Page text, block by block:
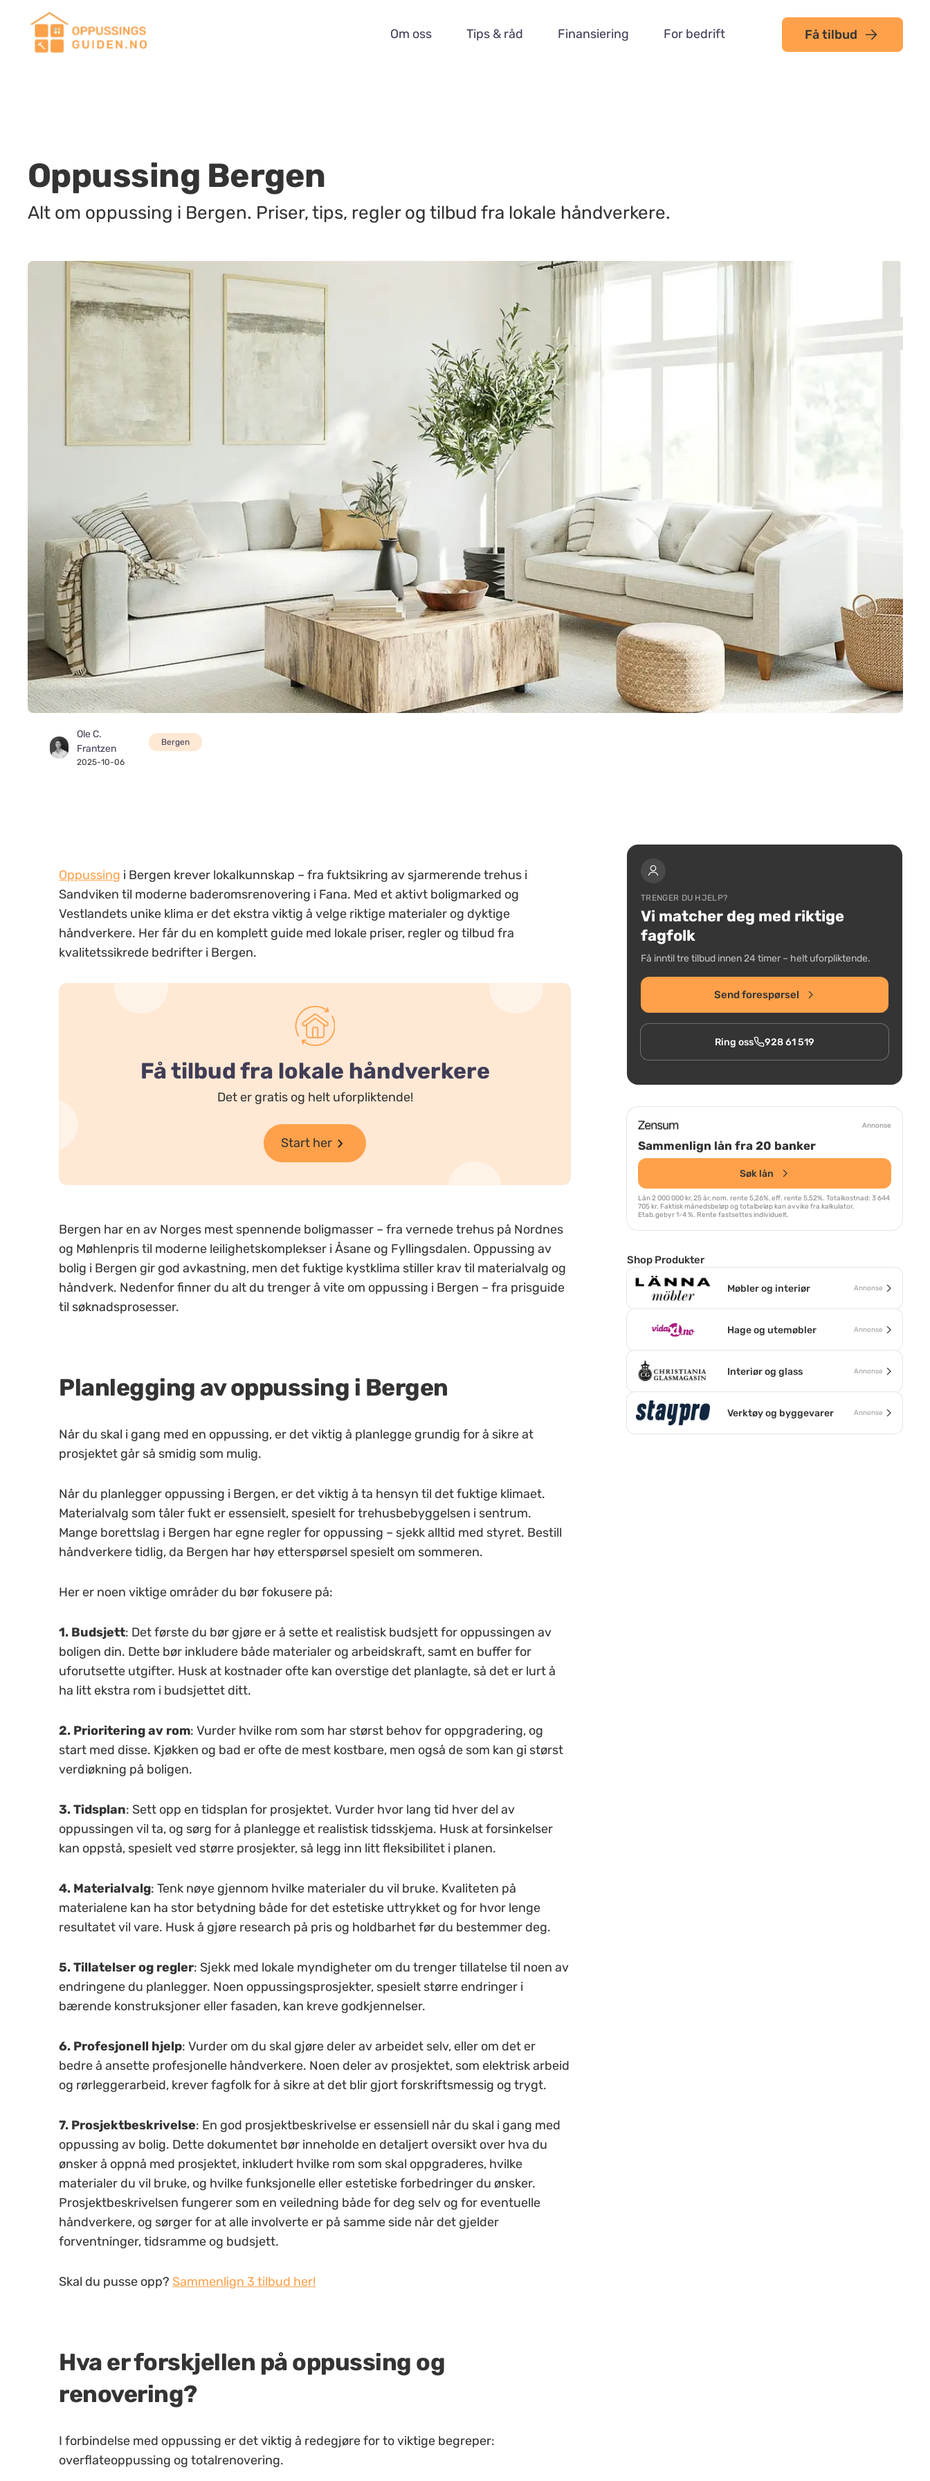
Om oss Tips & råd Finansiering For bedrift Få tilbud
Oppussing Bergen
Alt om oppussing i Bergen. Priser, tips, regler og tilbud fra lokale håndverkere.
Ole C.
Frantzen
2025-10-06
Bergen
Oppussing i Bergen krever lokalkunnskap – fra fuktsikring av sjarmerende trehus i
Sandviken til moderne baderomsrenovering i Fana. Med et aktivt boligmarked og
Vestlandets unike klima er det ekstra viktig å velge riktige materialer og dyktige
håndverkere. Her får du en komplett guide med lokale priser, regler og tilbud fra
kvalitetssikrede bedrifter i Bergen.
Få tilbud fra lokale håndverkere
Det er gratis og helt uforpliktende!
Start her
Bergen har en av Norges mest spennende boligmasser – fra vernede trehus på Nordnes
og Møhlenpris til moderne leilighetskomplekser i Åsane og Fyllingsdalen. Oppussing av
bolig i Bergen gir god avkastning, men det fuktige kystklima stiller krav til materialvalg og
håndverk. Nedenfor finner du alt du trenger å vite om oppussing i Bergen – fra prisguide
til søknadsprosesser.
Planlegging av oppussing i Bergen
Når du skal i gang med en oppussing, er det viktig å planlegge grundig for å sikre at
prosjektet går så smidig som mulig.
Når du planlegger oppussing i Bergen, er det viktig å ta hensyn til det fuktige klimaet.
Materialvalg som tåler fukt er essensielt, spesielt for trehusbebyggelsen i sentrum.
Mange borettslag i Bergen har egne regler for oppussing – sjekk alltid med styret. Bestill
håndverkere tidlig, da Bergen har høy etterspørsel spesielt om sommeren.
Her er noen viktige områder du bør fokusere på:
1. Budsjett: Det første du bør gjøre er å sette et realistisk budsjett for oppussingen av
boligen din. Dette bør inkludere både materialer og arbeidskraft, samt en buffer for
uforutsette utgifter. Husk at kostnader ofte kan overstige det planlagte, så det er lurt å
ha litt ekstra rom i budsjettet ditt.
2. Prioritering av rom: Vurder hvilke rom som har størst behov for oppgradering, og
start med disse. Kjøkken og bad er ofte de mest kostbare, men også de som kan gi størst
verdiøkning på boligen.
3. Tidsplan: Sett opp en tidsplan for prosjektet. Vurder hvor lang tid hver del av
oppussingen vil ta, og sørg for å planlegge et realistisk tidsskjema. Husk at forsinkelser
kan oppstå, spesielt ved større prosjekter, så legg inn litt fleksibilitet i planen.
4. Materialvalg: Tenk nøye gjennom hvilke materialer du vil bruke. Kvaliteten på
materialene kan ha stor betydning både for det estetiske uttrykket og for hvor lenge
resultatet vil vare. Husk å gjøre research på pris og holdbarhet før du bestemmer deg.
5. Tillatelser og regler: Sjekk med lokale myndigheter om du trenger tillatelse til noen av
endringene du planlegger. Noen oppussingsprosjekter, spesielt større endringer i
bærende konstruksjoner eller fasaden, kan kreve godkjennelser.
6. Profesjonell hjelp: Vurder om du skal gjøre deler av arbeidet selv, eller om det er
bedre å ansette profesjonelle håndverkere. Noen deler av prosjektet, som elektrisk arbeid
og rørleggerarbeid, krever fagfolk for å sikre at det blir gjort forskriftsmessig og trygt.
7. Prosjektbeskrivelse: En god prosjektbeskrivelse er essensiell når du skal i gang med
oppussing av bolig. Dette dokumentet bør inneholde en detaljert oversikt over hva du
ønsker å oppnå med prosjektet, inkludert hvilke rom som skal oppgraderes, hvilke
materialer du vil bruke, og hvilke funksjonelle eller estetiske forbedringer du ønsker.
Prosjektbeskrivelsen fungerer som en veiledning både for deg selv og for eventuelle
håndverkere, og sørger for at alle involverte er på samme side når det gjelder
forventninger, tidsramme og budsjett.
Skal du pusse opp? Sammenlign 3 tilbud her!
Hva er forskjellen på oppussing og
renovering?
I forbindelse med oppussing er det viktig å redegjøre for to viktige begreper:
overflateoppussing og totalrenovering.
TRENGER DU HJELP?
Vi matcher deg med riktige
fagfolk
Få inntil tre tilbud innen 24 timer – helt uforpliktende.
Send forespørsel
Ring oss 928 61 519
Annonse
Sammenlign lån fra 20 banker
Søk lån
Lån 2 000 000 kr, 25 år, nom. rente 5,26%, eff. rente 5,52%. Totalkostnad: 3 644
705 kr. Faktisk månedsbeløp og totalbeløp kan avvike fra kalkulator.
Etab.gebyr 1-4 %. Rente fastsettes individuelt.
Shop Produkter
Møbler og interiør Annonse
Hage og utemøbler Annonse
Interiør og glass Annonse
Verktøy og byggevarer Annonse